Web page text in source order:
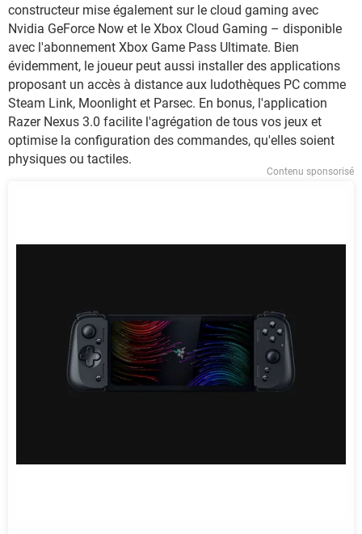
constructeur mise également sur le cloud gaming avec
Nvidia GeForce Now et le Xbox Cloud Gaming – disponible
avec l'abonnement Xbox Game Pass Ultimate. Bien
évidemment, le joueur peut aussi installer des applications
proposant un accès à distance aux ludothèques PC comme
Steam Link, Moonlight et Parsec. En bonus, l'application
Razer Nexus 3.0 facilite l'agrégation de tous vos jeux et
optimise la configuration des commandes, qu'elles soient
physiques ou tactiles.
Contenu sponsorisé